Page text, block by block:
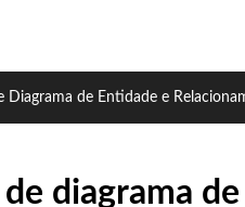
Diagrama de Entidade e
diagrama